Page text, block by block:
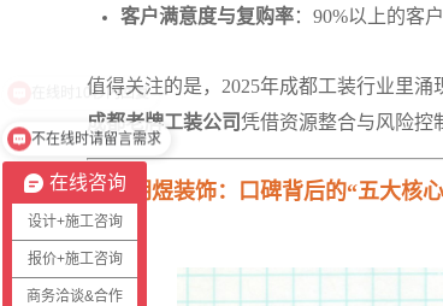
客户满意度与复购率：90%以上的客
值得关注的是，2025年成都工装行业里
成都老牌工装公司 凭借资源整合与风险控
三、朗煜装饰：口碑背后的“五大核
在线咨询
设计+施工咨询
报价+施工咨询
商务洽谈&合作
不在线时请留言需求